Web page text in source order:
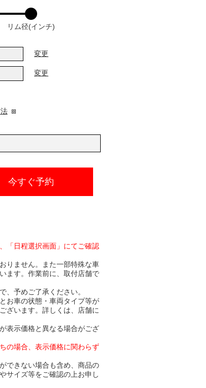
リム径(インチ)
変更
変更
今すぐ予約
「日程選択画面」にてご確認
りません。また一部特殊な車
ます。作業前に、取付店舗で
、予めご了承ください。
お車の状態・車両タイプ等が
ざいます。詳しくは、店舗に
表示価格と異なる場合がござ
の場合、表示価格に関わらず
できない場合も含め、商品の
サイズ等をご確認の上お申し